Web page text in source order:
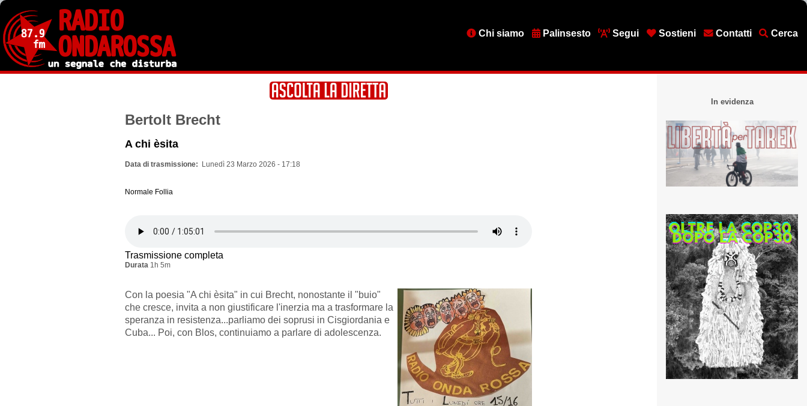
Salta
contenuto
principale
MenuChi siamo Palinsesto Segui Sostieni Contatti Cerca
Bertolt Brecht
A chi èsita
Data di trasmissione Lunedì 23 Marzo 2026 - 17:18
Normale Follia
Trasmissione completa
Durata 1h 5m
Con la poesia "A chi èsita" in cui Brecht, nonostante il "buio"
che cresce, invita a non giustificare l'inerzia ma a trasformare la
speranza in resistenza...parliamo dei soprusi in Cisgiordania e
Cuba... Poi, con Blos, continuiamo a parlare di adolescenza.
In evidenza